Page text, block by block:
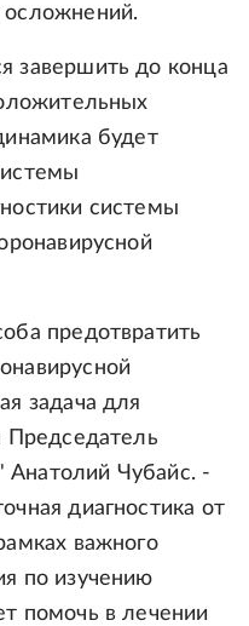
осложнений.
завершить до конца
будет
системы
предотвратить
задача для
Председатель
Чубайс. -
диагностика от
важного
по изучению
помочь в лечении